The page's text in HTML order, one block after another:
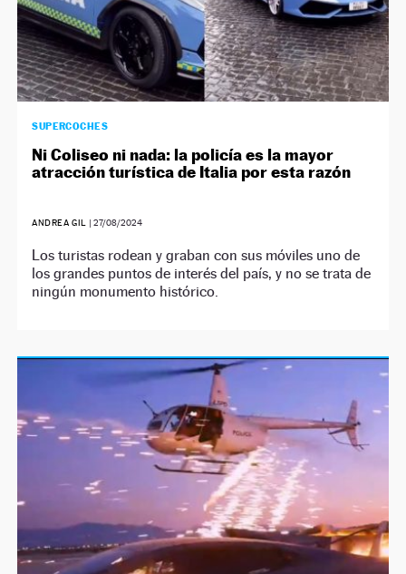
SUPERCOCHES
Ni Coliseo ni nada: la policía es la mayor
atracción turística de Italia por esta razón
ANDREA GIL | 27/08/2024
Los turistas rodean y graban con sus móviles uno de
los grandes puntos de interés del país, y no se trata de
ningún monumento histórico.